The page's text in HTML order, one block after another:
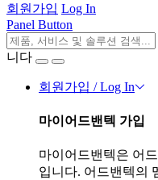
회원가입 Log In
Panel Button
니다
회원가입 / Log In
마이어드밴텍 가입
마이어드밴텍은 어
입니다. 어드밴텍의